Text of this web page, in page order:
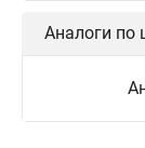
Аналоги по